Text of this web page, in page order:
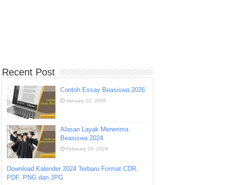
Recent Post
Contoh Essay Beasiswa 2026
January 12, 2026
Alasan Layak Menerima
Beasiswa 2024
February 24, 2024
Download Kalender 2024 Terbaru Format CDR,
PDF, PNG dan JPG